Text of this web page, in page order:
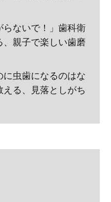
らないで！」歯科衛
親子で楽しい歯磨
虫歯になるのはな
る、見落としがち